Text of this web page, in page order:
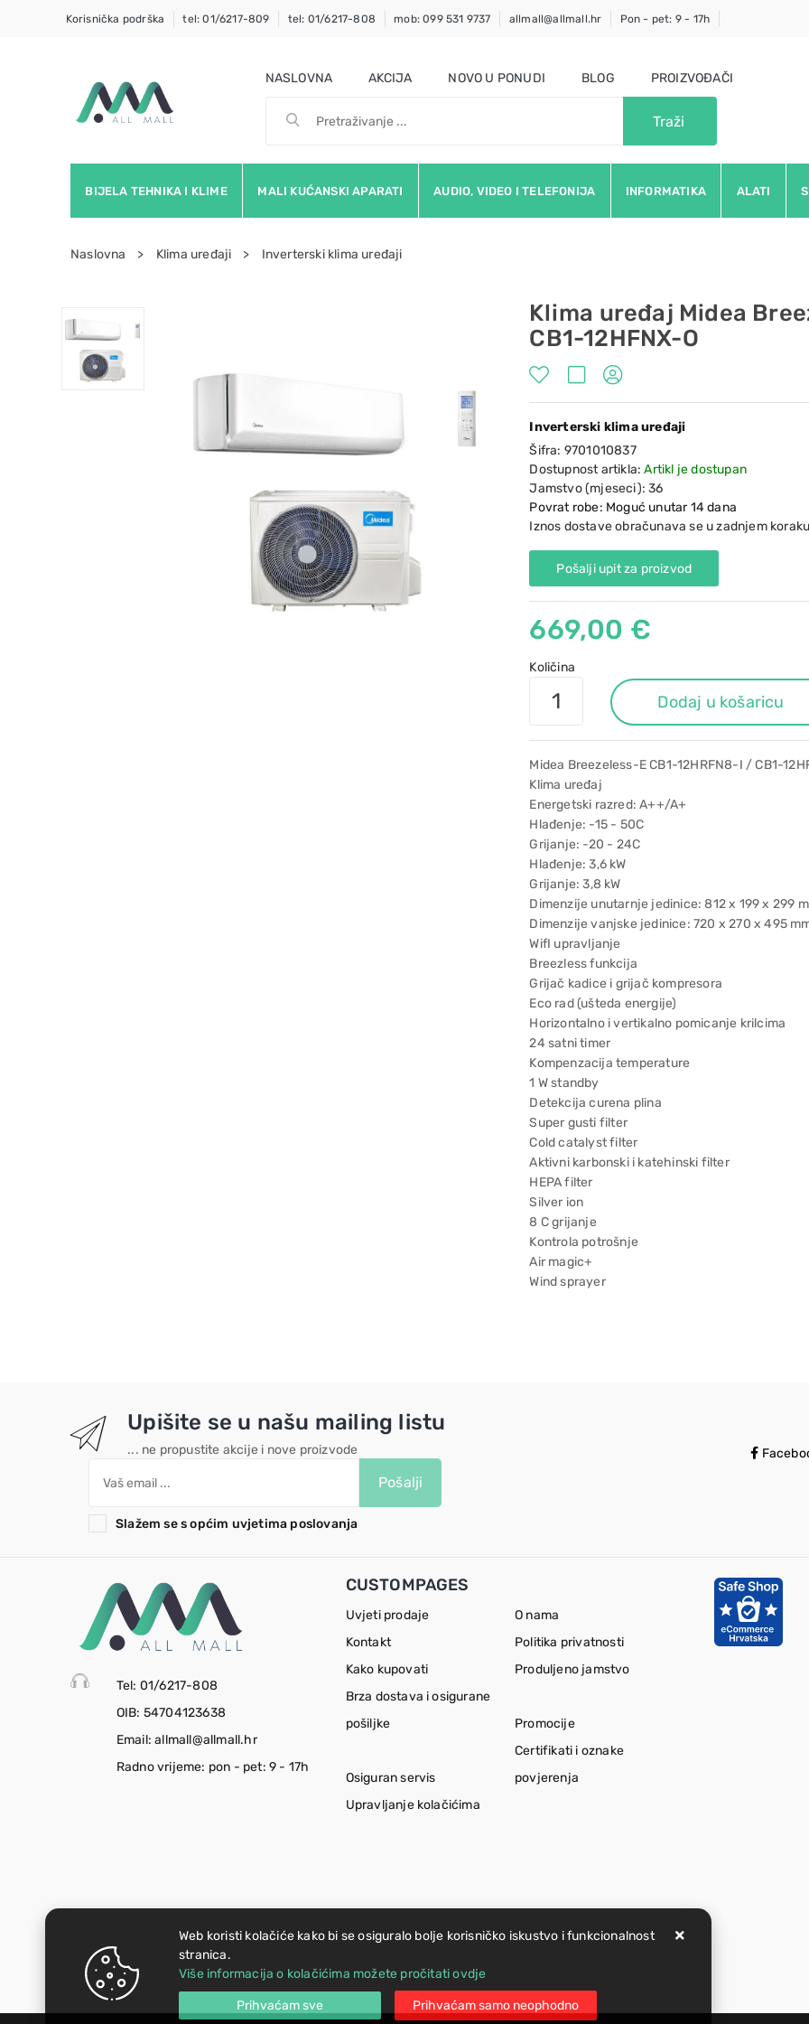
Korisnička podrška tel: 01/6217-809 tel: 01/6217-808 mob: 099 531 9737 allmall@allmall.hr Pon - pet: 9 - 17h
NASLOVNA AKCIJA NOVO U PONUDI BLOG PROIZVOĐAČI
Traži
BIJELA TEHNIKA I KLIME MALI KUĆANSKI APARATI AUDIO, VIDEO I TELEFONIJA INFORMATIKA ALATI
Naslovna Klima uređaji Inverterski klima uređaji
Klima uređaj Midea
CB1-12HFNX-O
Inverterski klima uređaji
Šifra: 9701010837
Dostupnost artikla:Artikl je dostupan
Jamstvo (mjeseci):36
Povrat robe: Moguć unutar 14 dana
Iznos dostave obračunava se u zadnjem
Pošalji upit za proizvod
669,00 €
Količina
Dodaj u košaricu
Midea Breezeless-E CB1-12HRFN8-I / CB1-
Klima uređaj
Energetski razred: A++/A+
Hlađenje: -15 - 50C
Grijanje: -20 - 24C
Hlađenje: 3,6 kW
Grijanje: 3,8 kW
Dimenzije unutarnje jedinice: 812 x 199 x 299
Dimenzije vanjske jedinice: 720 x 270 x 495
WifI upravljanje
Breezless funkcija
Grijač kadice i grijač kompresora
Eco rad (ušteda energije)
Horizontalno i vertikalno pomicanje krilcima
24 satni timer
Kompenzacija temperature
1 W standby
Detekcija curena plina
Super gusti filter
Cold catalyst filter
Aktivni karbonski i katehinski filter
HEPA filter
Silver ion
8 C grijanje
Kontrola potrošnje
Air magic+
Wind sprayer
Upišite se u našu mailing listu
... ne propustite akcije i nove proizvode
Pošalji
Slažem se s općim uvjetima poslovanja
Tel: 01/6217-808
OIB: 54704123638
Email: allmall@allmall.hr
Radno vrijeme: pon - pet: 9 - 17h
CUSTOMPAGES
Uvjeti prodaje
O nama
Kontakt
Politika privatnosti
Kako kupovati
Produljeno jamstvo
Brza dostava i osigurane
pošiljke
Promocije
Osiguran servis
Certifikati i oznake
povjerenja
Upravljanje kolačićima
Web koristi kolačiće kako bi se osiguralo bolje korisničko iskustvo i funkcionalnost
stranica.
Više informacija o kolačićima možete pročitati ovdje
Prihvaćam sve Prihvaćam samo neophodno